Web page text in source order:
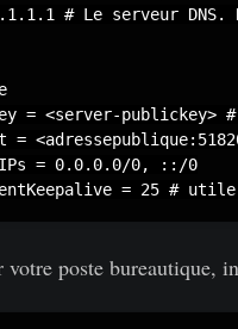
# Le serveur
= <server-publickey>
=
= 0.0.0.0/0, ::/0
= 25 #
votre poste bureautique,